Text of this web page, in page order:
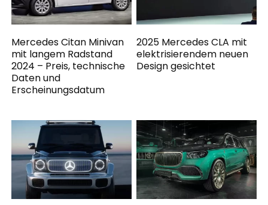
Mercedes Citan Minivan
mit langem Radstand
2024 – Preis, technische
Daten und
Erscheinungsdatum
2025 Mercedes CLA mit
elektrisierendem neuen
Design gesichtet